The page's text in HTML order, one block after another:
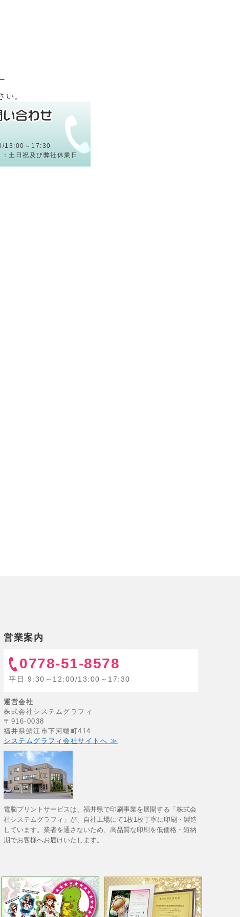
い。
13:00～17:30
土日祝及び弊社休業日
営業案内
0778-51-8578
平日 9:30～12:00/13:00～17:30
運営会社
株式会社システムグラフィ
〒916-0038
福井県鯖江市下河端町414
システムグラフィ会社サイトへ ≫
電脳プリントサービスは、福井県で印刷事業を展開する「株式会
社システムグラフィ」が、自社工場にて1枚1枚丁寧に印刷・製造
しています。業者を通さないため、高品質な印刷を低価格・短納
期でお客様へお届けいたします。